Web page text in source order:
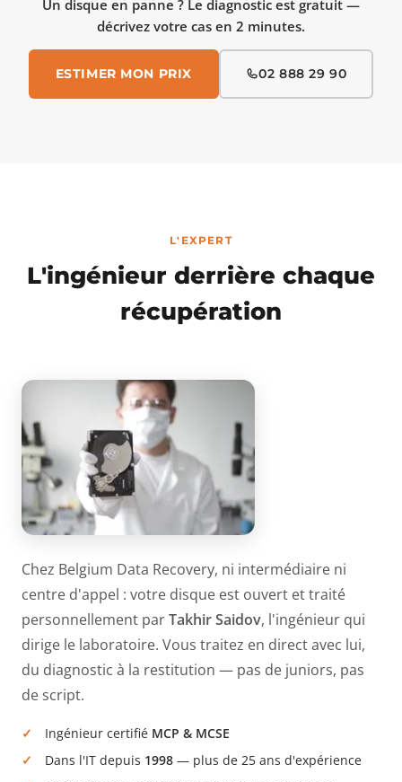
Un disque en panne ? Le diagnostic est gratuit —
décrivez votre cas en 2 minutes.
ESTIMER MON PRIX 02 888 29 90
L'EXPERT
L'ingénieur derrière chaque
récupération
Chez Belgium Data Recovery, ni intermédiaire ni
centre d'appel : votre disque est ouvert et traité
personnellement parTakhir Saidov, l'ingénieur qui
dirige le laboratoire. Vous traitez en direct avec lui,
du diagnostic à la restitution — pas de juniors, pas
de script.
Ingénieur certifié MCP & MCSE
Dans l'IT depuis 1998 — plus de 25 ans d'expérience